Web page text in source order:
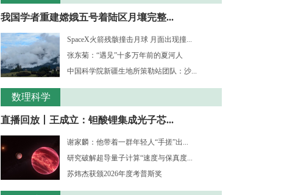
我国学者重建嫦娥五号着陆区月壤完整...
SpaceX火箭残骸撞击月球 月面出现撞...
张东菊：“遇见”十多万年前的夏河人
中国科学院新疆生地所策勒站团队：沙...
数理科学
直播回放丨王成立：钽酸锂集成光子芯...
谢家麟：他带着一群年轻人“手搓”出...
研究破解超导量子计算“速度与保真度...
苏炜杰获颁2026年度考普斯奖